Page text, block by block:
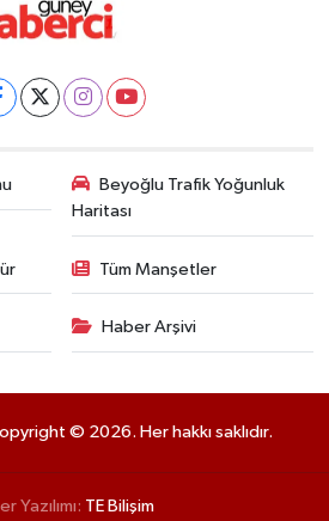
Beyoğlu Trafik Yoğunluk
Haritası
Tüm Manşetler
Haber Arşivi
© 2026. Her hakkı saklıdır.
Yazılımı: TE Bilişim